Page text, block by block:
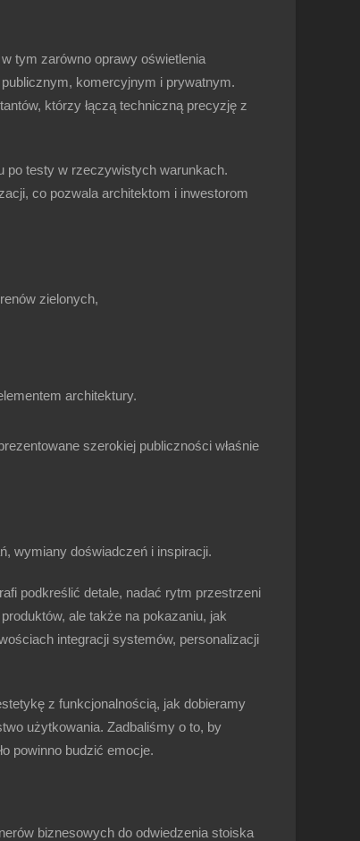
tym zarówno oprawy oświetlenia
komercyjnym i prywatnym.
którzy łączą techniczną precyzję z
po testy w rzeczywistych warunkach.
, co pozwala architektom i inwestorom
zielonych,
architektury.
szerokiej publiczności właśnie
wymiany doświadczeń i inspiracji.
podkreślić detale, nadać rytm przestrzeni
ale także na pokazaniu, jak
integracji systemów, personalizacji
z funkcjonalnością, jak dobieramy
użytkowania. Zadbaliśmy o to, by
powinno budzić emocje.
biznesowych do odwiedzenia stoiska